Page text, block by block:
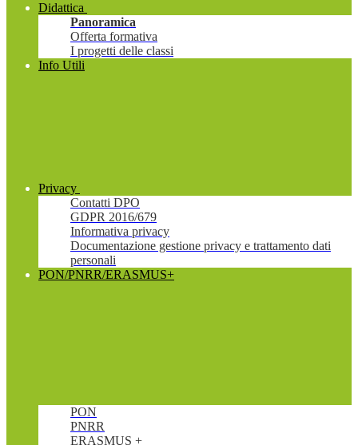
Didattica
Panoramica
Offerta formativa
I progetti delle classi
Info Utili
Privacy
Contatti DPO
GDPR 2016/679
Informativa privacy
Documentazione gestione privacy e trattamento dati
personali
PON/PNRR/ERASMUS+
PON
PNRR
ERASMUS +